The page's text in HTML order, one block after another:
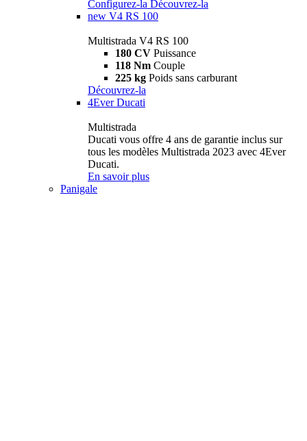
Configurez-la Découvrez-la
new V4 RS 100
Multistrada V4 RS 100
180 CV Puissance
118 Nm Couple
225 kg Poids sans carburant
Découvrez-la
4Ever Ducati
Multistrada
Ducati vous offre 4 ans de garantie inclus sur
tous les modèles Multistrada 2023 avec 4Ever
Ducati.
En savoir plus
Panigale